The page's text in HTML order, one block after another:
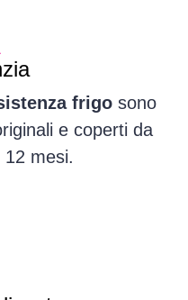
frigo sono
e coperti da
mesi.